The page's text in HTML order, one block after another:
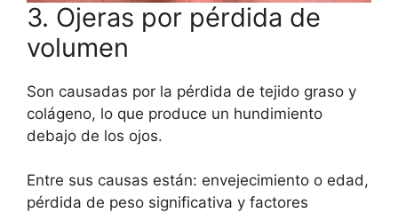
3. Ojeras por pérdida de
volumen
Son causadas por la pérdida de tejido graso y
colágeno, lo que produce un hundimiento
debajo de los ojos.
Entre sus causas están: envejecimiento o edad,
pérdida de peso significativa y factores